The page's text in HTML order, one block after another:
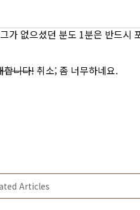
가 없으셨던 분도 1분은 반드시
합니다! 취소; 좀 너무하네요.
Articles